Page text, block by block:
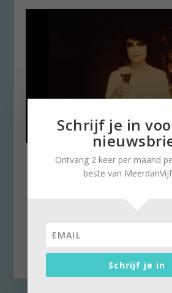
‘Leonie, actrice en
intrigerende film
Schrijf je in
Ontvang 2 keer per maand
beste van
Schrijf je in